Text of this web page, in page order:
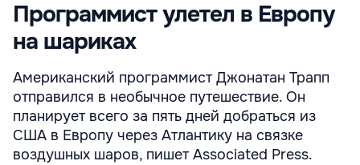
Программист улетел в Европу
на шариках
Американский программист Джонатан Трапп
отправился в необычное путешествие. Он
планирует всего за пять дней добраться из
США в Европу через Атлантику на связке
воздушных шаров, пишет Associated Press.